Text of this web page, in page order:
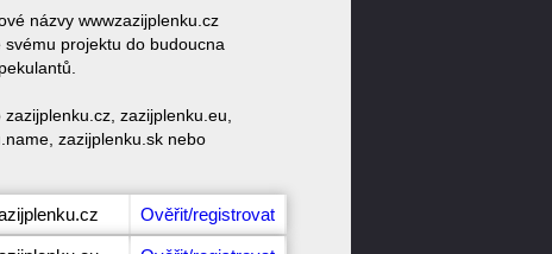
názvy wwwzazijplenku.cz
projektu do budoucna
zazijplenku.eu,
zazijplenku.sk nebo
Ověřit/registrovat